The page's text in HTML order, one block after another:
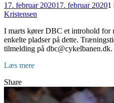
17. februar 202017. februar 20201
Kristensen
I marts kører DBC et introhold for
enkelte pladser på dette.
tilmelding på dbc@cykelbanen.dk.
Læs mere
Share